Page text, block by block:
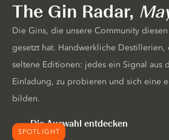
SPOTLIGHT
The Gin Radar,
Die Gins, die unsere Community
gesetzt hat. Handwerkliche Destillerien,
seltene Editionen: jedes ein Signal aus
Einladung, zu probieren und sich eine
bilden.
Die Auswahl entdecken